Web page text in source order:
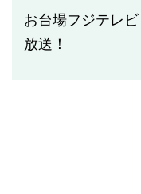
お台場フジテレビ
放送！